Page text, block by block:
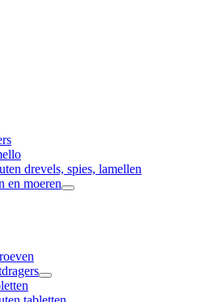
drevels, spies, lamellen
en moeren